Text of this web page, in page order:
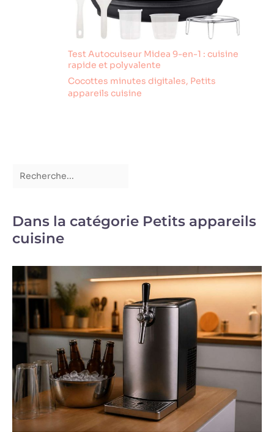
Test Autocuiseur Midea 9-en-1 : cuisine
rapide et polyvalente
Cocottes minutes digitales, Petits
appareils cuisine
Dans la catégorie Petits appareils
cuisine